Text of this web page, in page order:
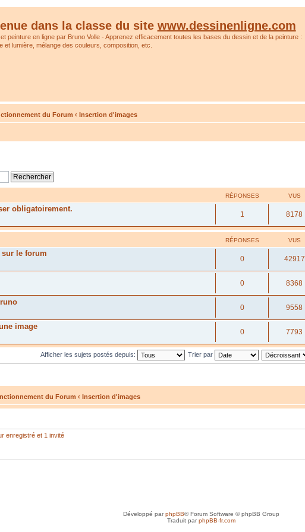
dans la classe du site www.dessinenligne.com
peinture en ligne par Bruno Volle - Apprenez efficacement toutes les bases du dessin et de la peinture :
et lumière, mélange des couleurs, composition, etc.
du Forum ‹ Insertion d'images
RÉPONSES VUS
obligatoirement.
1 8178
RÉPONSES VUS
sur le forum
0 42917
0 8368
0 9558
image
0 7793
Afficher les sujets postés depuis: Trier par
du Forum ‹ Insertion d'images
enregistré et 1 invité
Développé parphpBB® Forum Software © phpBB Group
Traduit parphpBB-fr.com